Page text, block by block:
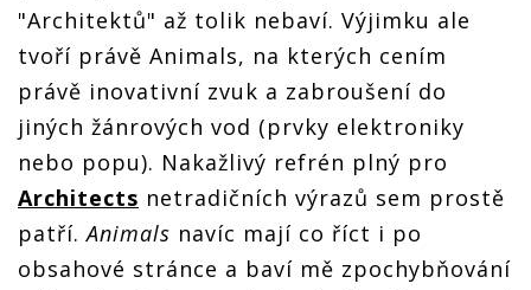
"Architektů" až tolik nebaví. Výjimku ale
tvoří právě Animals, na kterých cením
právě inovativní zvuk a zabroušení do
jiných žánrových vod (prvky elektroniky
nebo popu). Nakažlivý refrén plný pro
Architects netradičních výrazů sem prostě
patří.Animals navíc mají co říct i po
obsahové stránce a baví mě zpochybňování